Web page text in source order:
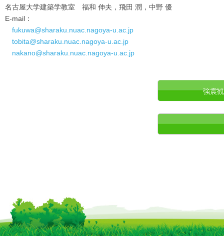
名古屋大学建築学教室 福和 伸夫，飛田 潤，中野 優
E-mail：
fukuwa@sharaku.nuac.nagoya-u.ac.jp
tobita@sharaku.nuac.nagoya-u.ac.jp
nakano@sharaku.nuac.nagoya-u.ac.jp
強震